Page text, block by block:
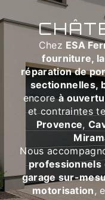
Chez ESA
fourniture,
réparation de
sectionnelles,
encoreà
et contraintes
Provence,
Nous
professionnels
garage sur-
motorisation,